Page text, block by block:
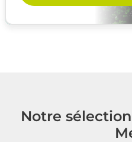
Notre